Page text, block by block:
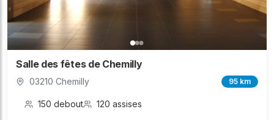
Salle des fêtes de Chemilly
03210 Chemilly 95 km
150 debout 120 assises